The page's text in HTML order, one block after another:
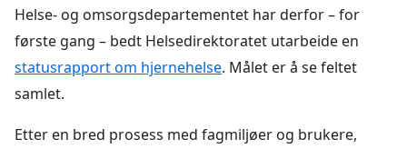
Helse- og omsorgsdepartementet har derfor – for
første gang – bedt Helsedirektoratet utarbeide en
statusrapport om hjernehelse. Målet er å se feltet
samlet.
Etter en bred prosess med fagmiljøer og brukere,